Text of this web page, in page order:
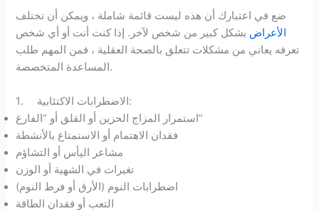
ضع في اعتبارك أن هذه ليست قائمة شاملة ، ويمكن أن تختلف
الأعراض بشكل كبير من شخص لآخر. إذا كنت أنت أو أي شخص
تعرفه يعاني من مشكلات تتعلق بالصحة العقلية ، فمن المهم طلب
المساعدة المتخصصة.
1. الاضطرابات الاكتئابية:
استمرار المزاج الحزين أو القلق أو “الفارغ”
فقدان الاهتمام أو الاستمتاع بالأنشطة
مشاعر اليأس أو التشاؤم
تغيرات في الشهية أو الوزن
اضطرابات النوم (الأرق أو فرط النوم)
التعب أو فقدان الطاقة